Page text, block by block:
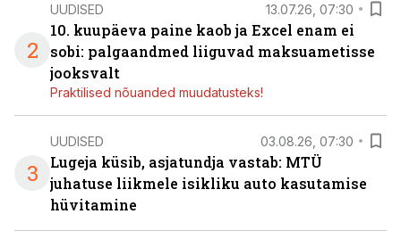
2
UUDISED 13.07.26, 07:30
10. kuupäeva paine kaob ja Excel enam ei
sobi: palgaandmed liiguvad maksuametisse
jooksvalt
Praktilised nõuanded muudatusteks!
3
UUDISED 03.08.26, 07:30
Lugeja küsib, asjatundja vastab: MTÜ
juhatuse liikmele isikliku auto kasutamise
hüvitamine